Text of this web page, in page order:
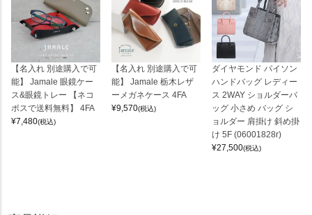
【名入れ 別途購入で可
能】 Jamale 眼鏡ケー
ス&眼鏡トレー 【ネコ
ポスで送料無料】 4FA
¥7,480(税込)
【名入れ 別途購入で可
能】 Jamale 栃木レザ
ーメガネケース 4FA
¥9,570(税込)
ダイヤモンド パイソン
ハンドバッグ レディー
ス 2WAY ショルダーバ
ッグ 小さめ バッグ シ
ョルダー 肩掛け 斜め掛
け 5F (06001828r)
¥27,500(税込)